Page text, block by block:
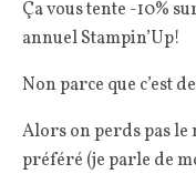
Ça vous tente -10%
annuel Stampin’Up!
Non parce que c’est
Alors on perds pas le
préféré (je parle de